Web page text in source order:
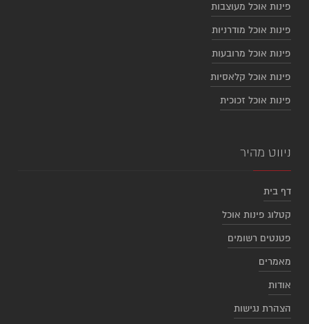
פינות אוכל מעוצבות
פינות אוכל מודרניות
פינות אוכל מרובעות
פינות אוכל קלאסיות
פינות אוכל זכוכית
ניווט מהיר
דף בית
קטלוג פינות אוכל
פטנטים רשומים
מאמרים
אודות
הצהרת נגישות